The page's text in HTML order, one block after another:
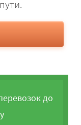
до